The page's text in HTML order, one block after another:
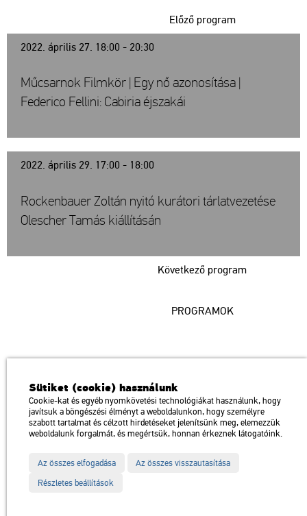
2022. április 27. 18:00 - 20:30
Előző program
Műcsarnok Filmkör | Egy nő azonosítása |
Federico Fellini: Cabiria éjszakái
2022. április 29. 17:00 - 18:00
Következő program
Rockenbauer Zoltán nyitó kurátori tárlatvezetése
Olescher Tamás kiállításán
PROGRAMOK
a Magyar Művészeti Akadémia intézménye
1146 Budapest, Dózsa György út 37.
Megközelíthető: Millenniumi Földalatti Vasút – Hősök tere megálló
Trolibusz: 75, 79 / Autóbusz: 20, 30, 105
Impresszum Sitemap Adatvédelem
térkép
Sütiket (cookie) használunk
Cookie-kat és egyéb nyomkövetési technológiákat használunk, hogy
javítsuk a böngészési élményt a weboldalunkon, hogy személyre
szabott tartalmat és célzott hirdetéseket jelenítsünk meg, elemezzük
weboldalunk forgalmát, és megértsük, honnan érkeznek látogatóink.
Az összes elfogadása
Az összes visszautasítása
Részletes beállítások